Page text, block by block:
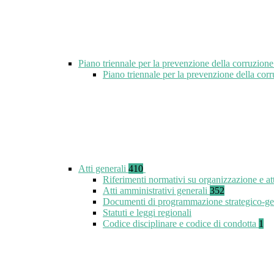
Piano triennale per la prevenzione della
Piano triennale per la prevenzione della
Atti generali 410
Riferimenti normativi su organizzazione e
Atti amministrativi generali 352
Documenti di programmazione strategico-
Statuti e leggi regionali
Codice disciplinare e codice di condotta 1